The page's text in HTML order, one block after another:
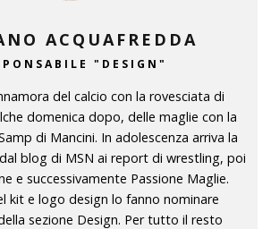
ACQUAFREDDA
"DESIGN"
del calcio con la rovesciata di
domenica dopo, delle maglie con la
di Mancini. In adolescenza arriva la
blog di MSN ai report di wrestling, poi
e successivamente Passione Maglie.
kit e logo design lo fanno nominare
sezione Design. Per tutto il resto